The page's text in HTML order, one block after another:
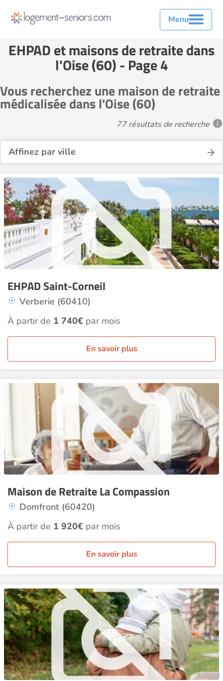
Menu
EHPAD et maisons de retraite dans
l'Oise (60) - Page 4
Vous recherchez une maison de retraite
médicalisée dans l'Oise (60)
77 résultats de recherche
Affinez par ville
EHPAD Saint-Corneil
Verberie (60410)
À partir de 1 740€ par mois
En savoir plus
Maison de Retraite La Compassion
Domfront (60420)
À partir de 1 920€ par mois
En savoir plus